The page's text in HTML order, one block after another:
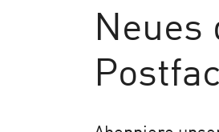
Neues